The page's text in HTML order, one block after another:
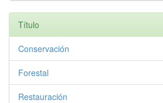
Título
Conservación
Forestal
Restauración